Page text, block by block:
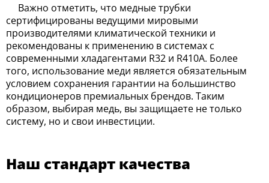
Важно отметить, что медные трубки
сертифицированы ведущими мировыми
производителями климатической техники и
рекомендованы к применению в системах с
современными хладагентами R32 и R410A. Более
того, использование меди является обязательным
условием сохранения гарантии на большинство
кондиционеров премиальных брендов. Таким
образом, выбирая медь, вы защищаете не только
систему, но и свои инвестиции.
Наш стандарт качества